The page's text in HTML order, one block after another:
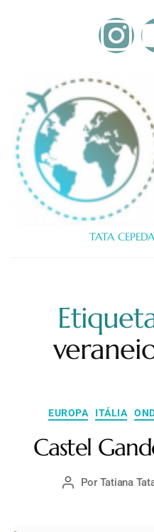
TATA
EUROPA ITÁLIA
Castel
Por Tatiana